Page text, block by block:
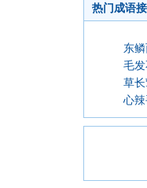
热门成语
东
毛
草
心